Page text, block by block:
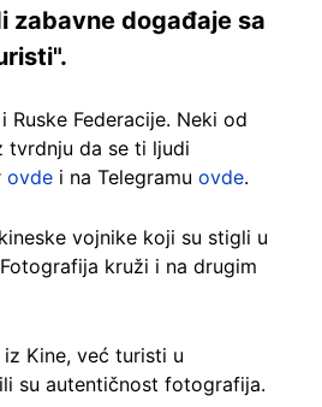
zabavne događaje sa
Federacije. Neki od
tvrdnju da se ti ljudi
ovde i na Telegramu ovde.
vojnike koji su stigli u
kruži i na drugim
Kine, već turisti u
su autentičnost fotografija.